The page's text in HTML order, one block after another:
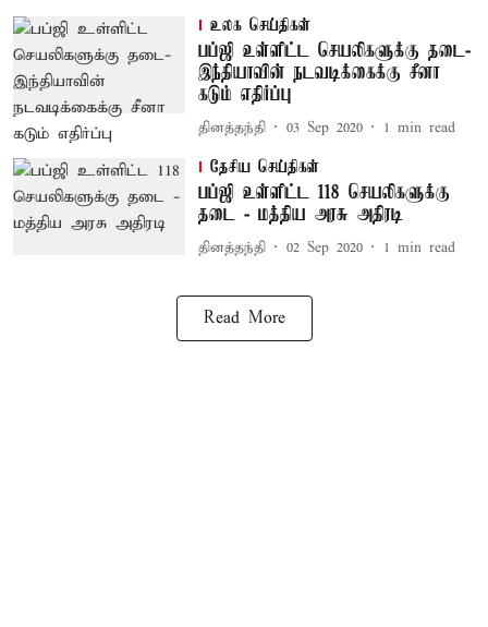
உலக செய்திகள்
பப்ஜி உள்ளிட்ட செயலிகளுக்கு தடை-
இந்தியாவின் நடவடிக்கைக்கு சீனா
கடும் எதிர்ப்பு
தினத்தந்தி 03 Sep 2020 1 min read
தேசிய செய்திகள்
பப்ஜி உள்ளிட்ட 118 செயலிகளுக்கு
தடை - மத்திய அரசு அதிரடி
தினத்தந்தி 02 Sep 2020 1 min read
Read More